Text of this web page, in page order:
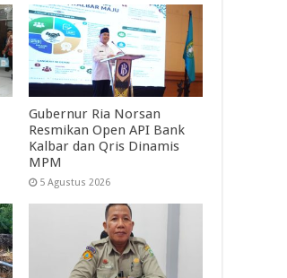
Gubernur Ria Norsan
Resmikan Open API Bank
Kalbar dan Qris Dinamis
MPM
5 Agustus 2026